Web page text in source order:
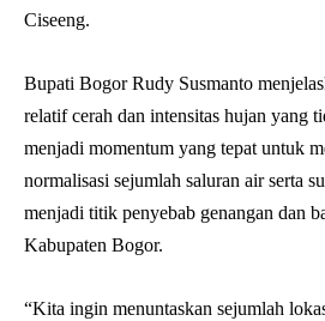
Ciseeng.
Bupati Bogor Rudy Susmanto
relatif cerah dan intensitas hujan yang
menjadi momentum yang tepat untuk
normalisasi sejumlah saluran air serta
menjadi titik penyebab genangan dan
Kabupaten Bogor.
“Kita ingin menuntaskan sejumlah